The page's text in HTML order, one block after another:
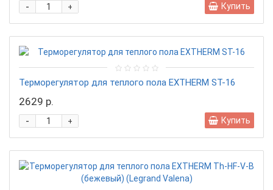
+
- Купить
Терморегулятор для теплого пола EXTHERM ST-16
2629 р.
+
- Купить